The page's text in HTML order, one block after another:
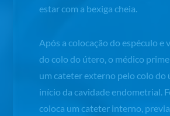
estar com a bexiga cheia.
Após a colocação do espéculo e
do colo do útero, o médico
um cateter externo pelo colo do
início da cavidade endometrial.
coloca um cateter interno,